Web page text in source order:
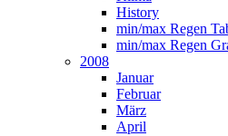
History
min/max Regen
min/max Regen
2008
Januar
Februar
März
April